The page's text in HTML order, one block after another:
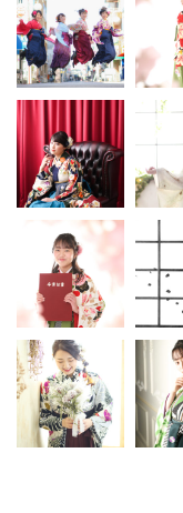
〒132-
営業
（定